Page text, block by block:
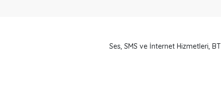
Ses, SMS ve İnternet Hizmetleri,